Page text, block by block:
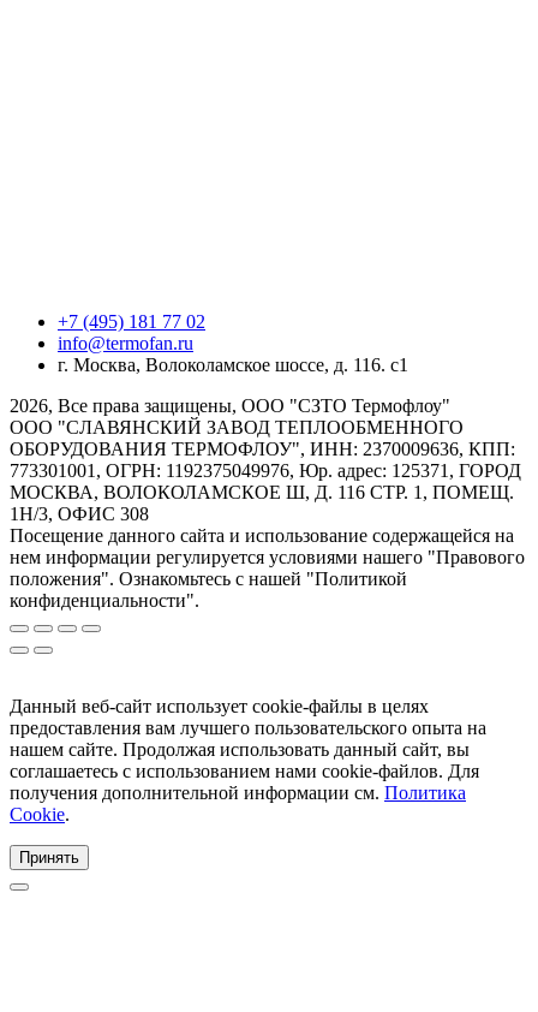
+7 (495) 181 77 02
info@termofan.ru
г. Москва, Волоколамское шоссе, д. 116. с1
2026, Все права защищены, ООО "СЗТО Термофлоу"
ООО "СЛАВЯНСКИЙ ЗАВОД ТЕПЛООБМЕННОГО
ОБОРУДОВАНИЯ ТЕРМОФЛОУ", ИНН: 2370009636, КПП:
773301001, ОГРН: 1192375049976, Юр. адрес: 125371, ГОРОД
МОСКВА, ВОЛОКОЛАМСКОЕ Ш, Д. 116 СТР. 1, ПОМЕЩ.
1Н/3, ОФИС 308
Посещение данного сайта и использование содержащейся на
нем информации регулируется условиями нашего "Правового
положения". Ознакомьтесь с нашей "Политикой
конфиденциальности".
Данный веб-сайт использует cookie-файлы в целях
предоставления вам лучшего пользовательского опыта на
нашем сайте. Продолжая использовать данный сайт, вы
соглашаетесь с использованием нами cookie-файлов. Для
получения дополнительной информации см. Политика
Cookie.
Принять